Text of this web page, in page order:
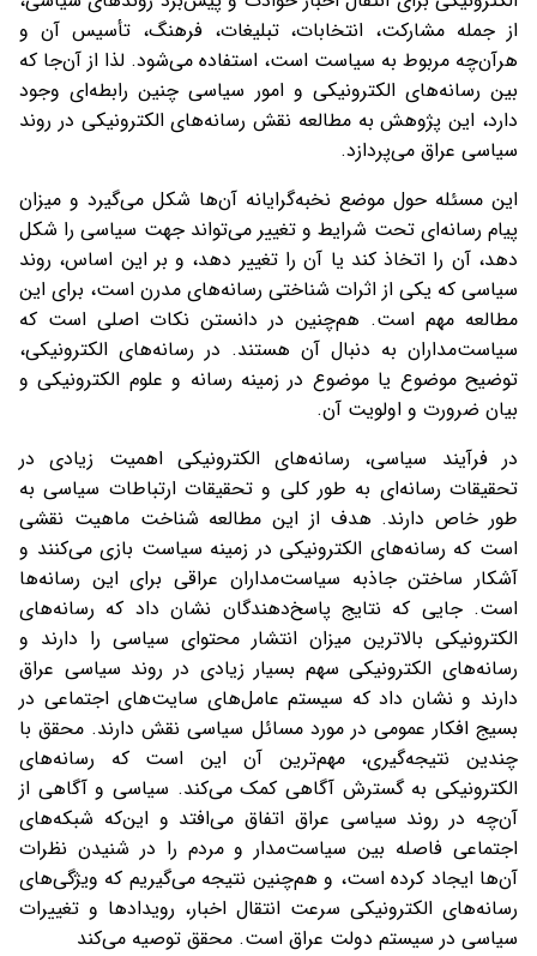
از جمله مشارکت، انتخابات، تبلیغات، فرهنگ، تأسیس آن و
هرآن‌چه مربوط به سیاست است، استفاده می‌شود. لذا از آن‌جا که
بین رسانه‌های الکترونیکی و امور سیاسی چنین رابطه‌ای وجود
دارد، این پژوهش به مطالعه نقش رسانه‌های الکترونیکی در روند
سیاسی عراق می‌پردازد.
این مسئله حول موضع نخبه‌گرایانه آن‌ها شکل می‌گیرد و میزان
پیام رسانه‌ای تحت شرایط و تغییر می‌تواند جهت سیاسی را شکل
دهد، آن را اتخاذ کند یا آن را تغییر دهد، و بر این اساس، روند
سیاسی که یکی از اثرات شناختی رسانه‌های مدرن است، برای این
مطالعه مهم است. هم‌چنین در دانستن نکات اصلی است که
سیاست‌مداران به دنبال آن هستند. در رسانه‌های الکترونیکی،
توضیح موضوع یا موضوع در زمینه رسانه و علوم الکترونیکی و
بیان ضرورت و اولویت آن.
در فرآیند سیاسی، رسانه‌های الکترونیکی اهمیت زیادی در
تحقیقات رسانه‌ای به طور کلی و تحقیقات ارتباطات سیاسی به
طور خاص دارند. هدف از این مطالعه شناخت ماهیت نقشی
است که رسانه‌های الکترونیکی در زمینه سیاست بازی می‌کنند و
آشکار ساختن جاذبه سیاست‌مداران عراقی برای این رسانه‌ها
است. جایی که نتایج پاسخ‌دهندگان نشان داد که رسانه‌های
الکترونیکی بالاترین میزان انتشار محتوای سیاسی را دارند و
رسانه‌های الکترونیکی سهم بسیار زیادی در روند سیاسی عراق
دارند و نشان داد که سیستم عامل‌های سایت‌های اجتماعی در
بسیج افکار عمومی در مورد مسائل سیاسی نقش دارند. محقق با
چندین نتیجه‌گیری، مهم‌ترین آن این است که رسانه‌های
الکترونیکی به گسترش آگاهی کمک می‌کند. سیاسی و آگاهی از
آن‌چه در روند سیاسی عراق اتفاق می‌افتد و این‌که شبکه‌های
اجتماعی فاصله بین سیاست‌مدار و مردم را در شنیدن نظرات
آن‌ها ایجاد کرده است، و هم‌چنین نتیجه می‌گیریم که ویژگی‌های
رسانه‌های الکترونیکی سرعت انتقال اخبار، رویدادها و تغییرات
سیاسی در سیستم دولت عراق است. محقق توصیه می‌کند